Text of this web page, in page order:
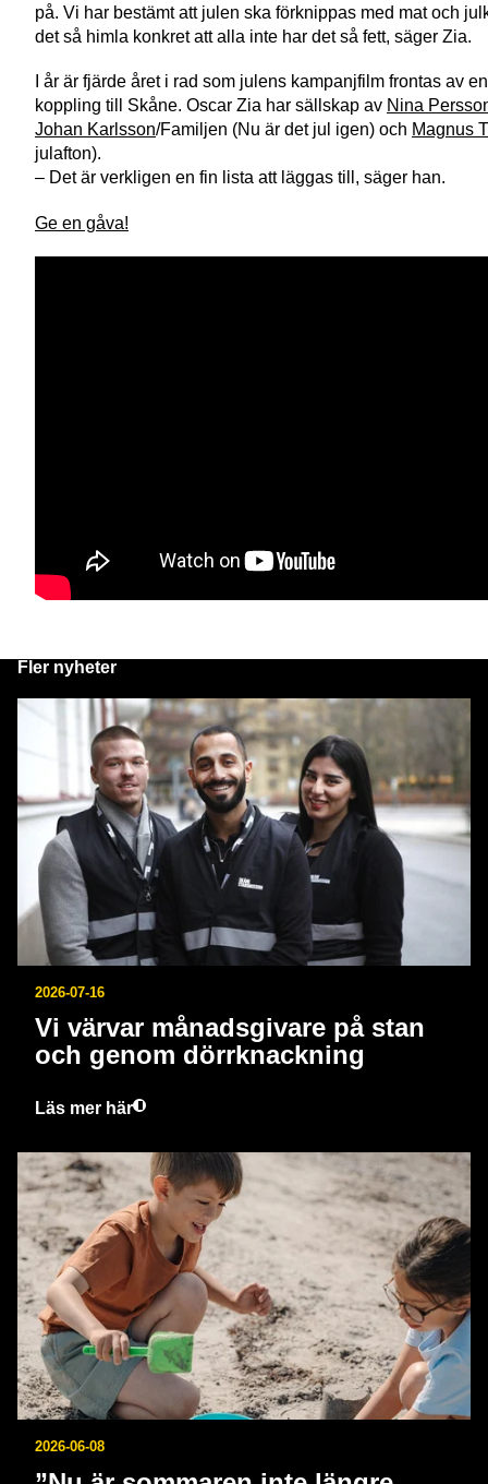
på. Vi har bestämt att julen ska förknippas med mat och
det så himla konkret att alla inte har det så fett, säger Zia.
I år är fjärde året i rad som julens kampanjfilm frontas av
koppling till Skåne. Oscar Zia har sällskap av Nina
Johan Karlsson/Familjen (Nu är det jul igen) och Magnus
julafton).
– Det är verkligen en fin lista att läggas till, säger han.
Ge en gåva!
Fler nyheter
2026-07-16
Vi värvar månadsgivare på stan
och genom dörrknackning
Läs mer här
2026-06-08